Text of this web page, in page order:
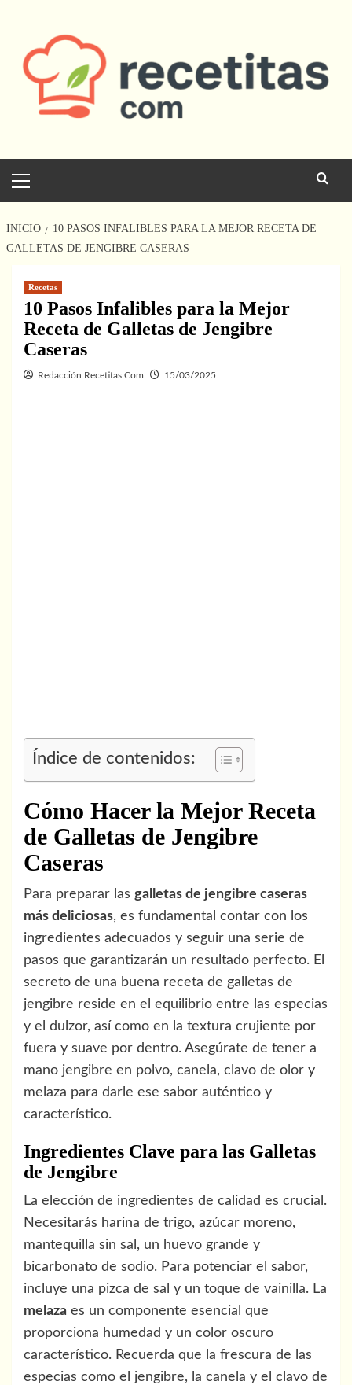
contenido
principal
INICIO
10 PASOS INFALIBLES PARA LA MEJOR RECETA DE
GALLETAS DE JENGIBRE CASERAS
Recetas
10 Pasos Infalibles para la Mejor
Receta de Galletas de Jengibre
Caseras
Redacción Recetitas.Com 15/03/2025
Índice de contenidos:
Cómo Hacer la Mejor Receta
de Galletas de Jengibre
Caseras
Para preparar las galletas de jengibre caseras
más deliciosas, es fundamental contar con los
ingredientes adecuados y seguir una serie de
pasos que garantizarán un resultado perfecto. El
secreto de una buena receta de galletas de
jengibre reside en el equilibrio entre las especias
y el dulzor, así como en la textura crujiente por
fuera y suave por dentro. Asegúrate de tener a
mano jengibre en polvo, canela, clavo de olor y
melaza para darle ese sabor auténtico y
característico.
Ingredientes Clave para las Galletas
de Jengibre
La elección de ingredientes de calidad es crucial.
Necesitarás harina de trigo, azúcar moreno,
mantequilla sin sal, un huevo grande y
bicarbonato de sodio. Para potenciar el sabor,
incluye una pizca de sal y un toque de vainilla. La
melaza es un componente esencial que
proporciona humedad y un color oscuro
característico. Recuerda que la frescura de las
especias como el jengibre, la canela y el clavo de